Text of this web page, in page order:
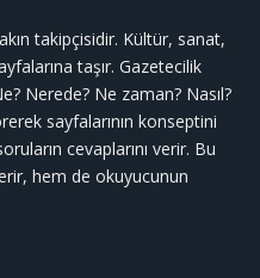
takipçisidir. Kültür, sanat,
taşır. Gazetecilik
Nerede? Ne zaman? Nasıl?
sayfalarının konseptini
cevaplarını verir. Bu
hem de okuyucunun